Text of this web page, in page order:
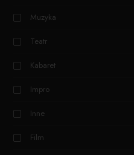
Muzyka
Teatr
Kabaret
Impro
Inne
Film